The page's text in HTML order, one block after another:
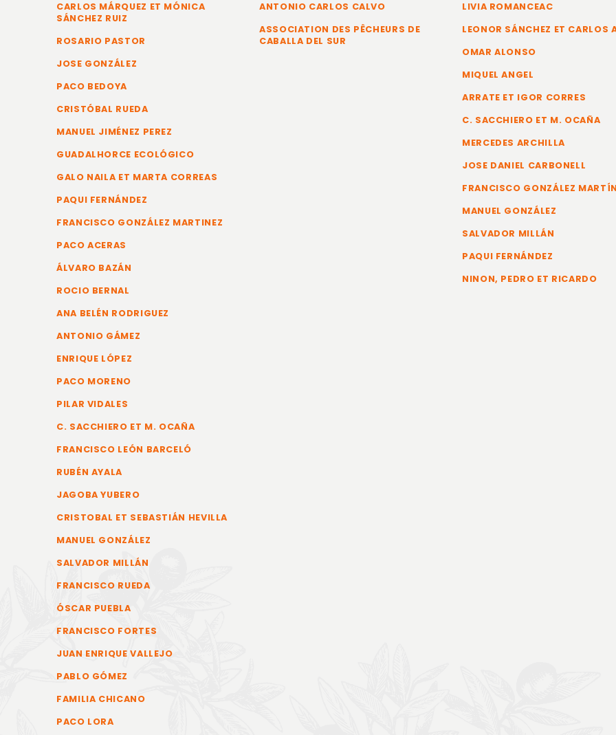
CARLOS MÁRQUEZ ET MÓNICA
SÁNCHEZ RUIZ
ROSARIO PASTOR
JOSE GONZÁLEZ
PACO BEDOYA
CRISTÓBAL RUEDA
MANUEL JIMÉNEZ PEREZ
GUADALHORCE ECOLÓGICO
GALO NAILA ET MARTA CORREAS
PAQUI FERNÁNDEZ
FRANCISCO GONZÁLEZ MARTINEZ
PACO ACERAS
ÁLVARO BAZÁN
ROCIO BERNAL
ANA BELÉN RODRIGUEZ
ANTONIO GÁMEZ
ENRIQUE LÓPEZ
PACO MORENO
PILAR VIDALES
C. SACCHIERO ET M. OCAÑA
FRANCISCO LEÓN BARCELÓ
RUBÉN AYALA
JAGOBA YUBERO
CRISTOBAL ET SEBASTIÁN HEVILLA
MANUEL GONZÁLEZ
SALVADOR MILLÁN
FRANCISCO RUEDA
ÓSCAR PUEBLA
FRANCISCO FORTES
JUAN ENRIQUE VALLEJO
PABLO GÓMEZ
FAMILIA CHICANO
PACO LORA
ANTONIO CARLOS CALVO
ASSOCIATION DES PÊCHEURS DE
CABALLA DEL SUR
LIVIA ROMANCEAC
LEONOR SÁNCHEZ ET CARLOS
OMAR ALONSO
MIQUEL ANGEL
ARRATE ET IGOR CORRES
C. SACCHIERO ET M. OCAÑA
MERCEDES ARCHILLA
JOSE DANIEL CARBONELL
FRANCISCO GONZÁLEZ
MANUEL GONZÁLEZ
SALVADOR MILLÁN
PAQUI FERNÁNDEZ
NINON, PEDRO ET RICARDO